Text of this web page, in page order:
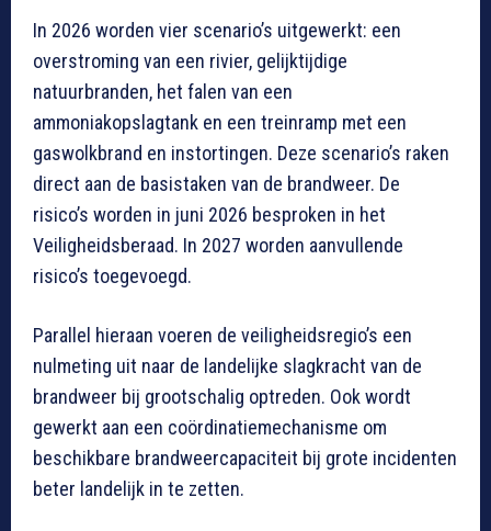
In 2026 worden vier scenario’s uitgewerkt: een
overstroming van een rivier, gelijktijdige
natuurbranden, het falen van een
ammoniakopslagtank en een treinramp met een
gaswolkbrand en instortingen. Deze scenario’s raken
direct aan de basistaken van de brandweer. De
risico’s worden in juni 2026 besproken in het
Veiligheidsberaad. In 2027 worden aanvullende
risico’s toegevoegd.
Parallel hieraan voeren de veiligheidsregio’s een
nulmeting uit naar de landelijke slagkracht van de
brandweer bij grootschalig optreden. Ook wordt
gewerkt aan een coördinatiemechanisme om
beschikbare brandweercapaciteit bij grote incidenten
beter landelijk in te zetten.